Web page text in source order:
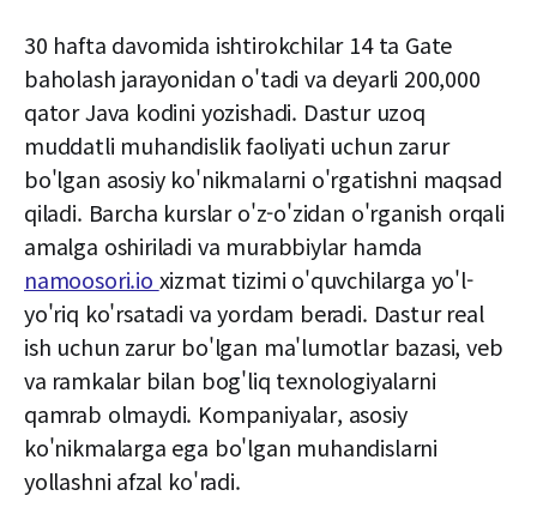
30 hafta davomida ishtirokchilar 14 ta Gate
baholash jarayonidan o'tadi va deyarli 200,000
qator Java kodini yozishadi. Dastur uzoq
muddatli muhandislik faoliyati uchun zarur
bo'lgan asosiy ko'nikmalarni o'rgatishni maqsad
qiladi. Barcha kurslar o'z-o'zidan o'rganish orqali
amalga oshiriladi va murabbiylar hamda
namoosori.io xizmat tizimi o'quvchilarga yo'l-
yo'riq ko'rsatadi va yordam beradi. Dastur real
ish uchun zarur bo'lgan ma'lumotlar bazasi, veb
va ramkalar bilan bog'liq texnologiyalarni
qamrab olmaydi. Kompaniyalar, asosiy
ko'nikmalarga ega bo'lgan muhandislarni
yollashni afzal ko'radi.